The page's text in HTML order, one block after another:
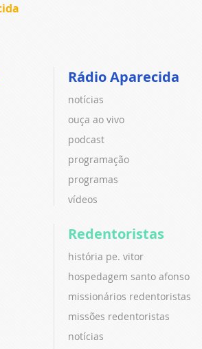
Rádio Aparecida
notícias
ouça ao vivo
podcast
programação
programas
vídeos
Redentoristas
história pe. vitor
hospedagem santo afonso
missionários redentoristas
missões redentoristas
notícias